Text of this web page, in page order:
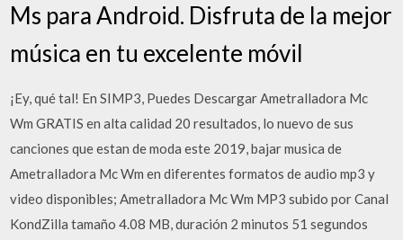
Ms para Android. Disfruta de la mejor
música en tu excelente móvil
¡Ey, qué tal! En SIMP3, Puedes Descargar Ametralladora Mc
Wm GRATIS en alta calidad 20 resultados, lo nuevo de sus
canciones que estan de moda este 2019, bajar musica de
Ametralladora Mc Wm en diferentes formatos de audio mp3 y
video disponibles; Ametralladora Mc Wm MP3 subido por Canal
KondZilla tamaño 4.08 MB, duración 2 minutos 51 segundos